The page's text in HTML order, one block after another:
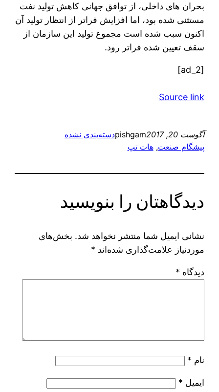
بحران های داخلی، از توافق جهانی کاهش تولید نفت
مستثنی شده بود، اما افزایش فراتر از انتظار تولید آن
اکنون سبب شده است مجموع تولید این سازمان از
سقف تعیین شده فراتر رود.
[ad_2]
Source link
آگوست 20, 2017 pishgamدسته‌بندی نشده
پیشگام صنعت, هات تپ
دیدگاهتان را بنویسید
نشانی ایمیل شما منتشر نخواهد شد. بخش‌های
موردنیاز علامت‌گذاری شده‌اند *
دیدگاه *
نام *
ایمیل *